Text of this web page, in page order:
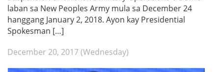
laban sa New Peoples Army mula sa December 24
hanggang January 2, 2018. Ayon kay Presidential
Spokesman […]
December 20, 2017 (Wednesday)